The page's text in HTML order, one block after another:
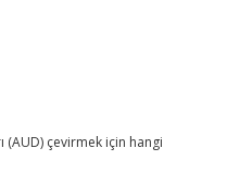
(AUD) çevirmek için hangi